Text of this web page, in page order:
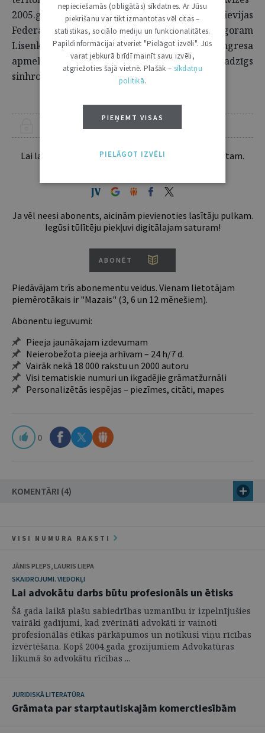
2005.gadā uzsākto diskusiju, 4 pārmetot Krievijas
Federācijas vēstniecības otrajam sekretāram Igoram
Lisenko Latvijas Pirmās partijas kongresa
apmeklējumu, kur viņam nav bijis vajadzīgs
sinhronais tulkojums latviešu valodā.
Lai lasītu šo rakstu tālāk, Tev jābūt žurnāla abonentam.
Ja vēl neesi abonents, aicinām pievienoties lasītāju pulkam.
Iegūsi tūlītēju piekļuvi digitālajam saturam!
ABONĒT
Piedāvājam trīs abonementu veidus. Vienam lietotājam
piemērotākais ir "Mazais" (3, 6 un 12 mēnešiem).
Abonentu ieguvumi:
Pieeja jaunākajam izdevumam
Neierobežota pieeja arhīvam – 24 h/7 d.
Vairāk nekā 18 000 rakstu un 2000 autoru
Visi tematiskie numuri un ikgadējie grāmatžurnāli
Personalizētās iespējas – piezīmes, citāti, mapes
0
KOMENTĀRI (4)
VISI NUMURA RAKSTI
JĀNIS PLEPS, LAURIS LIEPA
SKAIDROJUMI. VIEDOKĻI
Lai advokātu darbs būtu profesionāls un ētisks
Šā gada laikā plašu sabiedrības uzmanību ir izpelnījušies
vairāki gadījumi, kad zvērināti advokāti ir vainoti
profesionālās ētikas pārkāpumos un notikusi viņu rīcības
izvērtēšana. Kopš 2004.gada grozījumiem Advokatūras
likumā šo advokātu rīcības ...
JURIDISKĀ LITERATŪRA
Grāmata par starptautiskajām komerctiesībām
nepieciešamās (obligātās) sīkdatnes. Ar Jūsu
piekrišanu var tikt izmantotas vēl citas –
statistikas, sociālo mediju un funkcionalitātes.
Papildinformācijai atveriet "Pielāgot izvēli". Jūs
varat jebkurā brīdī mainīt savu izvēli,
atgriežoties šajā vietnē. Plašāk – sīkdatņu
politikā.
PIEŅEMT VISAS
PIELĀGOT IZVĒLI